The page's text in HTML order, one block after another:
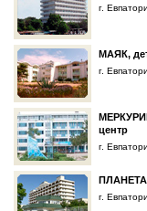
г.
МАЯК,
г.
центр
г.
г.